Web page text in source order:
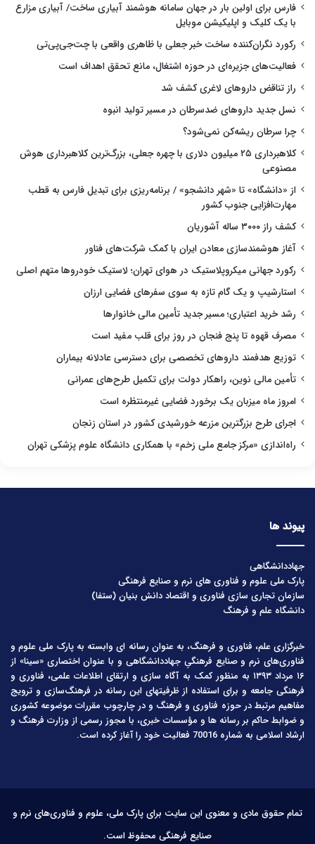
فارس برای اولین بار در جهان سامانه هوشمند آبیاری ساخت/ آبیاری مزارع
با یک کلیک و اپلیکیشن موبایل
رکورد نگران‌کننده ساخت خبر جعلی با ظاهری واقعی با چت‌جی‌پی‌تی
فعالیت‌های جزیره‌ای در حوزه اشتغال، مانع تحقق اهداف است
راز تناقض داروهای لاغری کشف شد
نسل جدید داروهای ضدسرطان در مسیر تولید انبوه
چرا سرطان ریشه‌کن نمی‌شود؟
کلاهبرداری ۲۵ میلیون دلاری با چهره جعلی، بزرگ‌ترین کلاهبرداری هوش
مصنوعی
از «دانشگاه» تا «شهر دانشجو» / برنامه‌ریزی برای تبدیل فارس به قطب
مهارت‌افزایی جنوب کشور
کشف راز ۳۰۰۰ ساله آشوریان
آغاز هوشمندسازی معادن ایران با کمک شرکت‌های فناور
رکورد جهانی میکروپلاستیک در هوای تهران؛ لاستیک خودروها متهم اصلی
استارشیپ و یک گام تازه به سوی سفرهای فضایی ارزان
رشد خرید اعتباری؛ مسیر جدید تأمین مالی خانوارها
مصرف قهوه تا پنج فنجان در روز برای قلب مفید است
توزیع هدفمند داروهای تخصصی برای دسترسی عادلانه بیماران
تأمین مالی نوین، راهکار دولت برای تکمیل طرح‌های عمرانی
امروز ماه میزبان یک برخورد فضایی غیرمنتظره است
اجرای طرح بزرگترین مزرعه خورشیدی کشور در استان زنجان
راه‌اندازی «مرکز جامع ملی زخم» با همکاری دانشگاه علوم پزشکی تهران
پیوند ها
جهاددانشگاهی
پارک ملی علوم و فناوری های نرم و صنایع فرهنگی
سازمان تجاری سازی فناوری و اقتصاد دانش بنیان (ستفا)
دانشگاه علم و فرهنگ
خبرگزاری علم، فناوری و فرهنگ، به عنوان رسانه ای وابسته به پارک ملی علوم و
فناوری‌های نرم و صنایع فرهنگیِ جهاددانشگاهی و با عنوان اختصاری «سینا» از
۱۶ مرداد ۱۳۹۳ به منظور کمک به آگاه سازی و ارتقای اطلاعات علمی، فناوری و
فرهنگی جامعه و برای استفاده از ظرفیتهای این رسانه در فرهنگ‌سازی و ترویج
مفاهیم مرتبط در حوزه فناوری و فرهنگ و در چارچوب مقررات موضوعه کشوری
و ضوابط حاکم بر رسانه ها و مؤسسات خبری، با مجوز رسمی از وزارت فرهنگ و
ارشاد اسلامی به شماره 70016 فعالیت خود را آغاز کرده است.
تمام حقوق مادی و معنوی این سایت برای پارک ملی، علوم و فناوری‌های نرم و
صنایع فرهنگی محفوظ است.